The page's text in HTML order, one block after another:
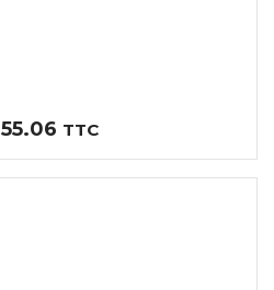
55.06 Plage
de
prix :
TTC